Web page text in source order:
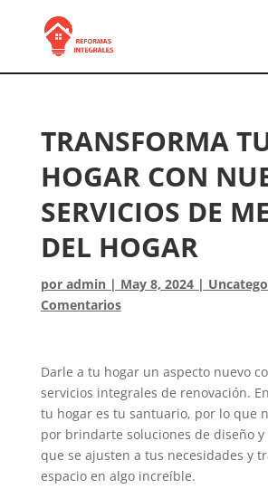
TRANSFORMA
HOGAR CON
SERVICIOS DE
DEL HOGAR
por admin| May 8, 2024|
Comentarios
Darle a tu hogar un aspecto nuevo
servicios integrales de renovación.
tu hogar es tu santuario, por lo que
por brindarte soluciones de diseño
que se ajusten a tus necesidades y
espacio en algo increíble.